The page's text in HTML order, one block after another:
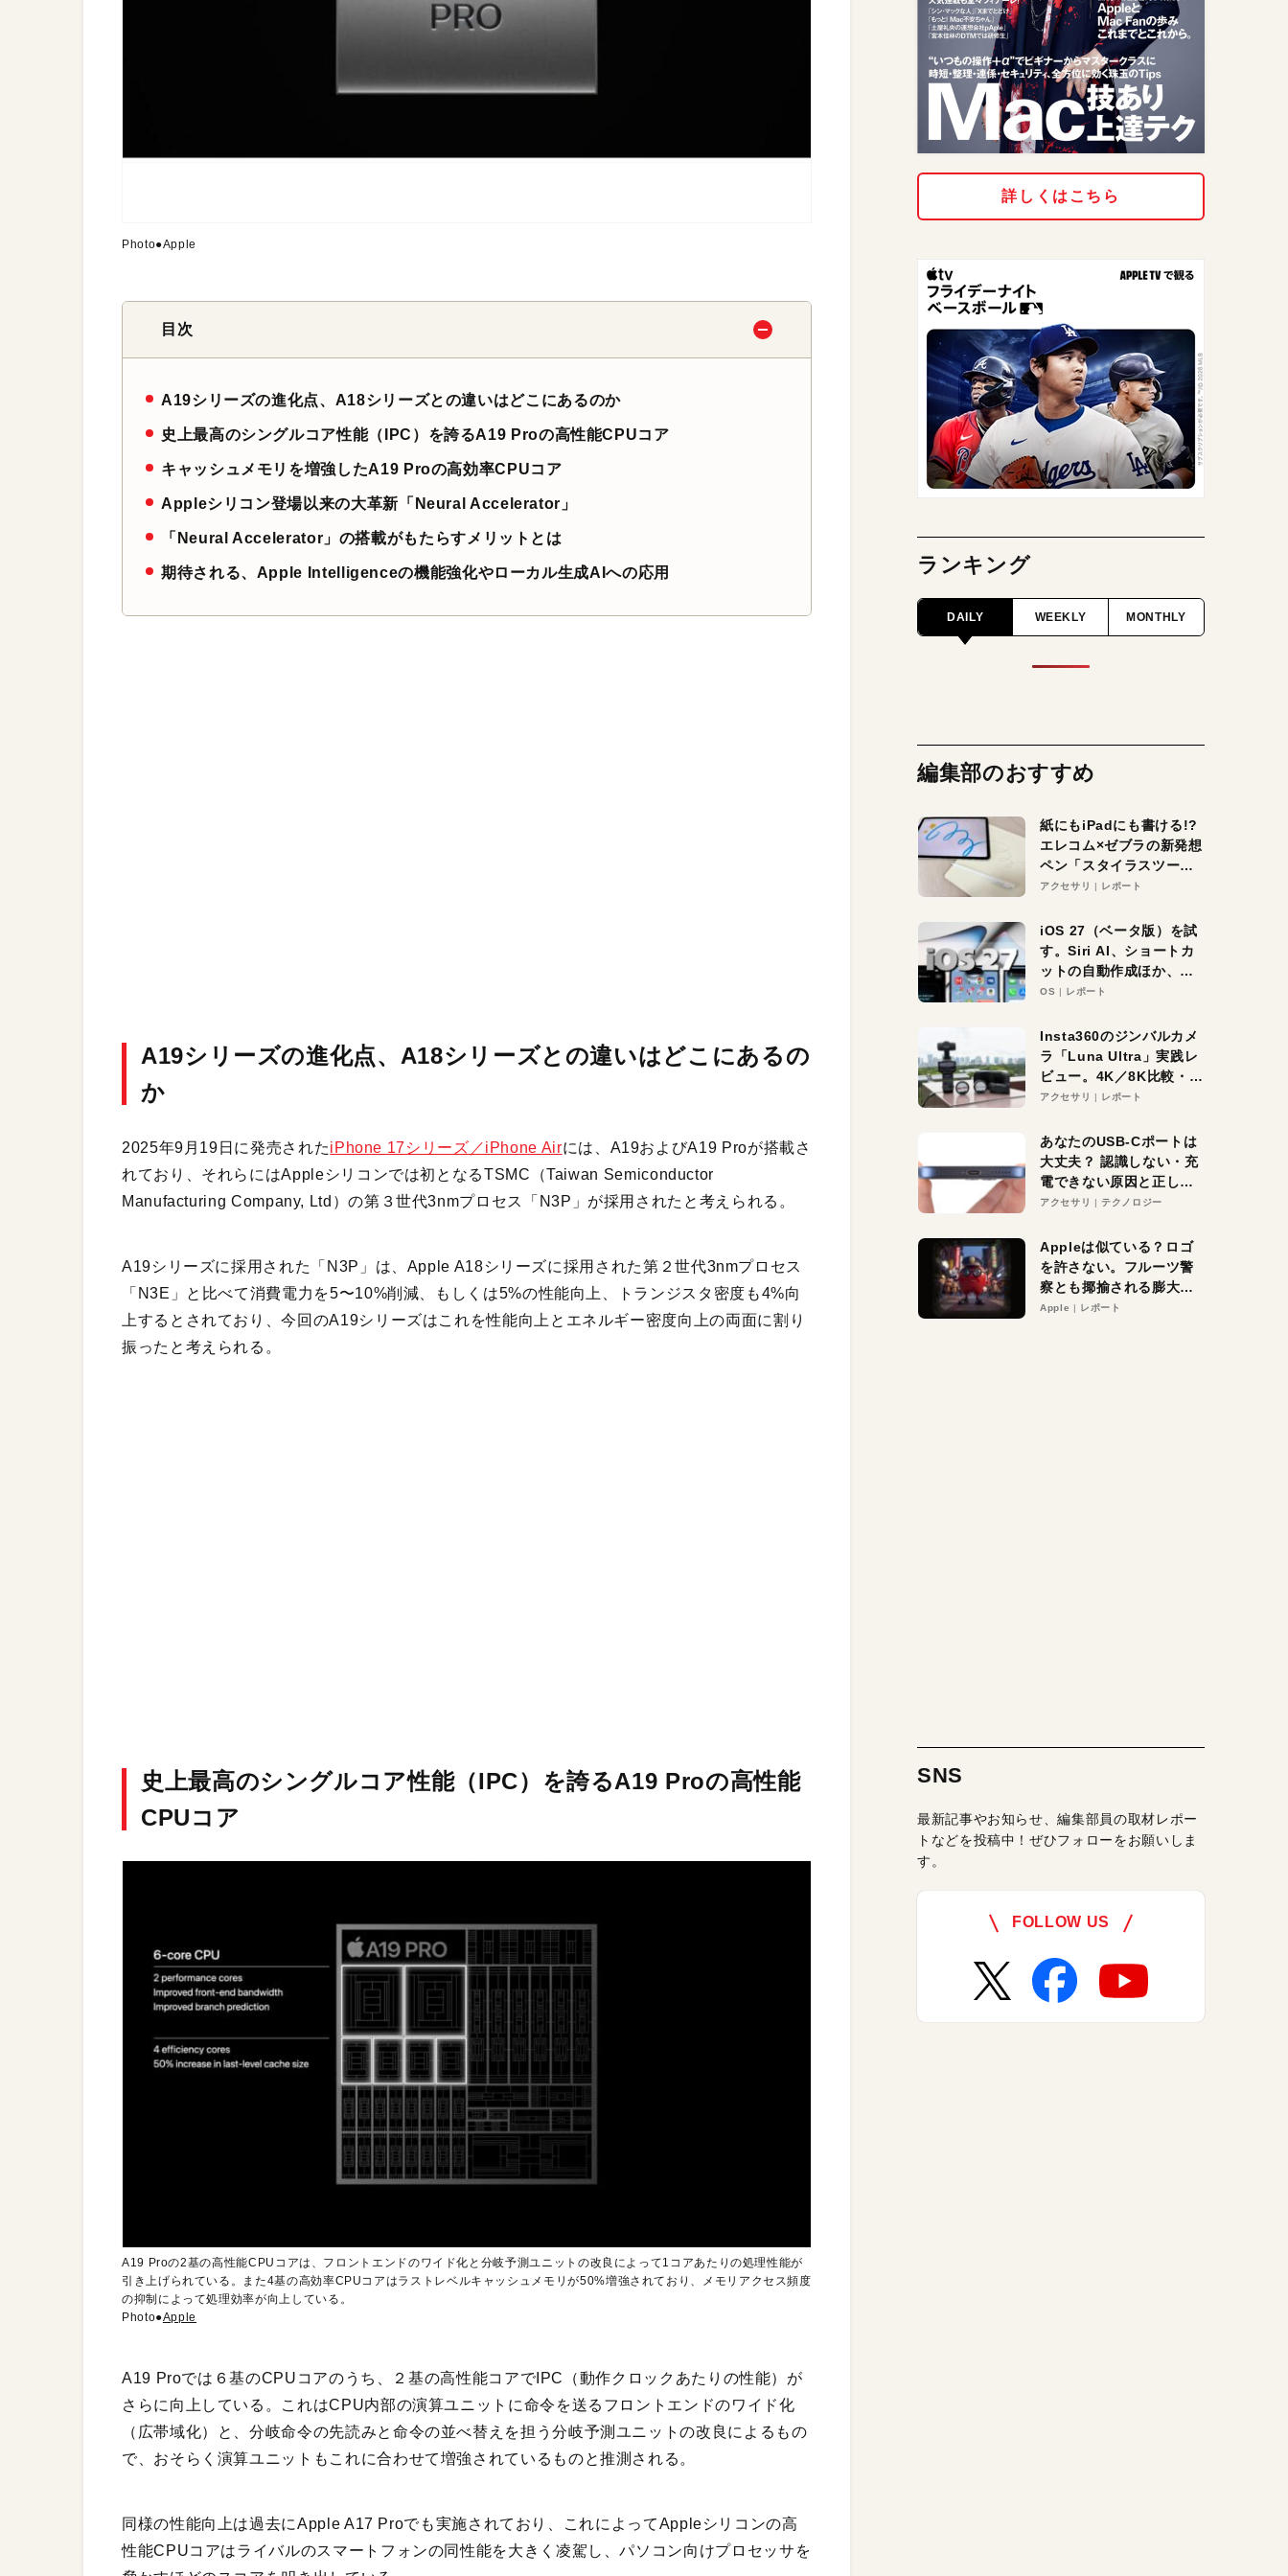
Photo●Apple
目次
A19シリーズの進化点、A18シリーズとの違いはどこにあるのか
史上最高のシングルコア性能（IPC）を誇るA19 Proの高性能CPUコア
キャッシュメモリを増強したA19 Proの高効率CPUコア
Appleシリコン登場以来の大革新「Neural Accelerator」
「Neural Accelerator」の搭載がもたらすメリットとは
期待される、Apple Intelligenceの機能強化やローカル生成AIへの応用
A19シリーズの進化点、A18シリーズとの違いはどこにあるの
か
2025年9月19日に発売されたiPhone 17シリーズ／iPhone Airには、A19およびA19 Proが搭載さ
れており、それらにはAppleシリコンでは初となるTSMC（Taiwan Semiconductor
Manufacturing Company, Ltd）の第３世代3nmプロセス「N3P」が採用されたと考えられる。
A19シリーズに採用された「N3P」は、Apple A18シリーズに採用された第２世代3nmプロセス
「N3E」と比べて消費電力を5〜10%削減、もしくは5%の性能向上、トランジスタ密度も4%向
上するとされており、今回のA19シリーズはこれを性能向上とエネルギー密度向上の両面に割り
振ったと考えられる。
史上最高のシングルコア性能（IPC）を誇るA19 Proの高性能
CPUコア
A19 Proの2基の高性能CPUコアは、フロントエンドのワイド化と分岐予測ユニットの改良によって1コアあたりの処理性能が
引き上げられている。また4基の高効率CPUコアはラストレベルキャッシュメモリが50%増強されており、メモリアクセス頻度
の抑制によって処理効率が向上している。
Photo●Apple
A19 Proでは６基のCPUコアのうち、２基の高性能コアでIPC（動作クロックあたりの性能）が
さらに向上している。これはCPU内部の演算ユニットに命令を送るフロントエンドのワイド化
（広帯域化）と、分岐命令の先読みと命令の並べ替えを担う分岐予測ユニットの改良によるもの
で、おそらく演算ユニットもこれに合わせて増強されているものと推測される。
同様の性能向上は過去にApple A17 Proでも実施されており、これによってAppleシリコンの高
性能CPUコアはライバルのスマートフォンの同性能を大きく凌駕し、パソコン向けプロセッサを
詳しくはこちら
ランキング
DAILY WEEKLY MONTHLY
編集部のおすすめ
紙にもiPadにも書ける!?
エレコム×ゼブラの新発想
ペン「スタイラスツーウ
ェイ」レビュー。持ち替
アクセサリ レポート
iOS 27（ベータ版）を試
す。Siri AI、ショートカ
ットの自動作成ほか、期
待大の便利機能5選。
る未来はすぐそこ！
OS レポート
Insta360のジンバルカメ
ラ「Luna Ultra」実践レ
ビュー。4K／8K比較・ズ
ーム・夜間撮影をチェッ
アクセサリ レポート
あなたのUSB-Cポートは
大丈夫？ 認識しない・充
電できない原因と正しい
対策
アクセサリ テクノロジー
Appleは似ている？ロゴ
を許さない。フルーツ警
察とも揶揄される膨大な
異議申し立て。対象は非
Apple レポート
SNS
最新記事やお知らせ、編集部員の取材レポー
トなどを投稿中！ぜひフォローをお願いしま
す。
FOLLOW US